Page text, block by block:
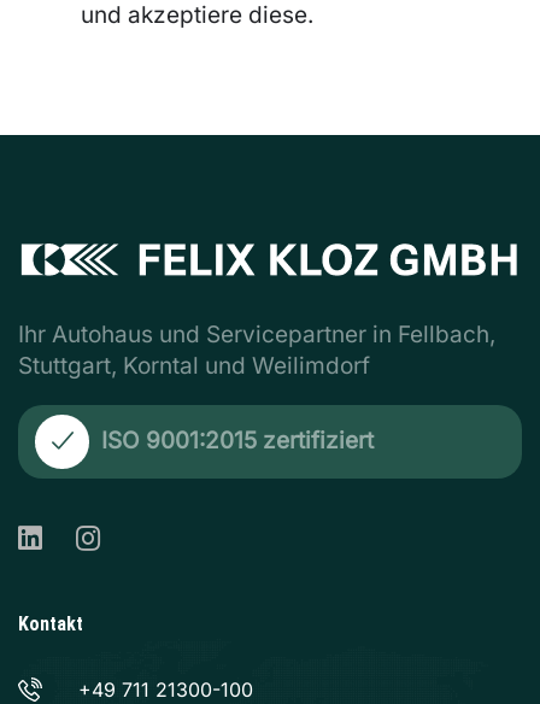
und akzeptiere diese.
Ihr Autohaus und Servicepartner in Fellbach,
Stuttgart, Korntal und Weilimdorf
ISO 9001:2015 zertifiziert
Kontakt
+49 711 21300-100